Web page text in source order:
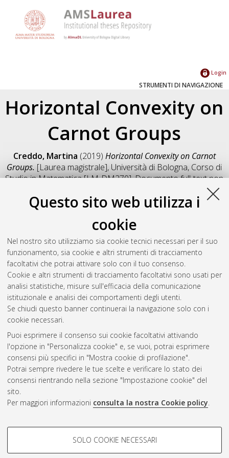
Questo sito web utilizza i
cookie
Nel nostro sito utilizziamo sia cookie tecnici necessari per il suo
funzionamento, sia cookie e altri strumenti di tracciamento
facoltativi che potrai attivare solo con il tuo consenso.
Cookie e altri strumenti di tracciamento facoltativi sono usati per
analisi statistiche, misure sull'efficacia della comunicazione
istituzionale e analisi dei comportamenti degli utenti.
Se chiudi questo banner continuerai la navigazione solo con i
cookie necessari.
Puoi esprimere il consenso sui cookie facoltativi attivando
l'opzione in "Personalizza cookie" e, se vuoi, potrai esprimere
consensi più specifici in "Mostra cookie di profilazione".
Potrai sempre rivedere le tue scelte e verificare lo stato dei
consensi rientrando nella sezione "Impostazione cookie" del
sito.
Per maggiori informazioni consulta la nostra Cookie policy.
COOKIE DI PROFILAZIONE -
SOLO COOKIE NECESSARI
Login
STRUMENTI DI NAVIGAZIONE
Horizontal Convexity on
Carnot Groups
Creddo, Martina (2019) Horizontal Convexity on Carnot
Groups. [Laurea magistrale], Università di Bologna, Corso di
Studio inMatematica [LM-DM270], Documento full-text non
Salva citazione
Condividi
Il full-text non è disponibile per scelta dell'autore. (
Abstract
Altri metadati
Gestione del documento:
Atom
Rss 1.0
Rss 2.0
AMS Laurea
Impostazioni Cookie
Informativa sulla privacy
Condizioni d’uso del sito